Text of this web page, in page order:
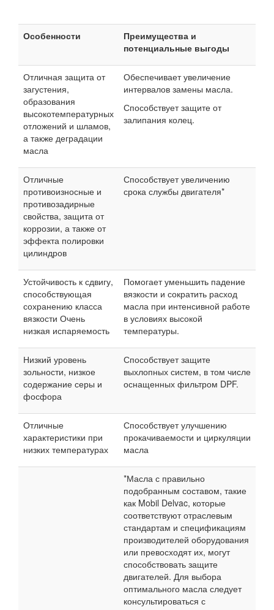
Особенности
Преимущества и
потенциальные выгоды
Отличная защита от
загустения,
образования
высокотемпературных
отложений и шламов,
а также деградации
масла
Обеспечивает увеличение
интервалов замены масла.
Способствует защите от
залипания колец.
Отличные
противоизносные и
противозадирные
свойства, защита от
коррозии, а также от
эффекта полировки
цилиндров
Способствует увеличению
срока службы двигателя*
Устойчивость к сдвигу,
способствующая
сохранению класса
вязкости Очень
низкая испаряемость
Помогает уменьшить падение
вязкости и сократить расход
масла при интенсивной работе
в условиях высокой
температуры.
Низкий уровень
зольности, низкое
содержание серы и
фосфора
Способствует защите
выхлопных систем, в том числе
оснащенных фильтром DPF.
Отличные
характеристики при
низких температурах
Способствует улучшению
прокачиваемости и циркуляции
масла
*Масла с правильно
подобранным составом, такие
как Mobil Delvac, которые
соответствуют отраслевым
стандартам и спецификациям
производителей оборудования
или превосходят их, могут
способствовать защите
двигателей. Для выбора
оптимального масла следует
консультироваться с